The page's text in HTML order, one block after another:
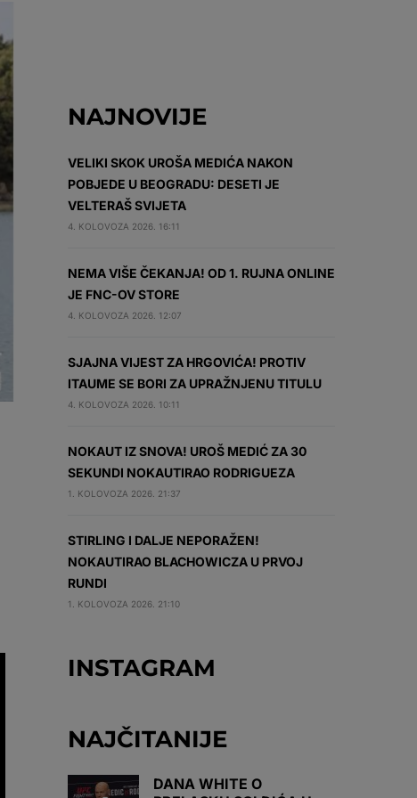
NAJNOVIJE
VELIKI SKOK UROŠA MEDIĆA NAKON
POBJEDE U BEOGRADU: DESETI JE
VELTERAŠ SVIJETA
4. KOLOVOZA 2026. 16:11
NEMA VIŠE ČEKANJA! OD 1. RUJNA ONLINE
JE FNC-OV STORE
4. KOLOVOZA 2026. 12:07
SJAJNA VIJEST ZA HRGOVIĆA! PROTIV
ITAUME SE BORI ZA UPRAŽNJENU TITULU
4. KOLOVOZA 2026. 10:11
NOKAUT IZ SNOVA! UROŠ MEDIĆ ZA 30
SEKUNDI NOKAUTIRAO RODRIGUEZA
1. KOLOVOZA 2026. 21:37
STIRLING I DALJE NEPORAŽEN!
NOKAUTIRAO BLACHOWICZA U PRVOJ
RUNDI
1. KOLOVOZA 2026. 21:10
INSTAGRAM
NAJČITANIJE
DANA WHITE O